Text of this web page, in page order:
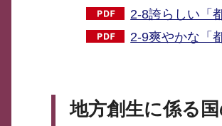
2-8誇らしい「
2-9爽やかな「
地方創生に係る